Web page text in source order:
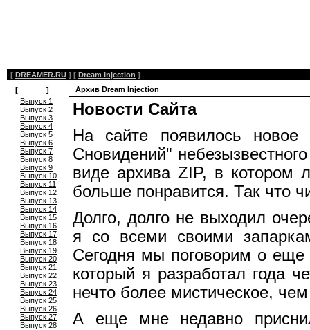
[ DREAMER.RU ] [ Dream Injection ]
[
]
Выпуск 1
Выпуск 2
Выпуск 3
Выпуск 4
Выпуск 5
Выпуск 6
Выпуск 7
Выпуск 8
Выпуск 9
Выпуск 10
Выпуск 11
Выпуск 12
Выпуск 13
Выпуск 14
Выпуск 15
Выпуск 16
Выпуск 17
Выпуск 18
Выпуск 19
Выпуск 20
Выпуск 21
Выпуск 22
Выпуск 23
Выпуск 24
Выпуск 25
Выпуск 26
Выпуск 27
Выпуск 28
Архив Dream Injection
Новости Сайта
На сайте появилось
Сновидений"
виде архива ZIP, в
больше понравится. Так что
Долго, долго не выходил
я со всеми своими
Сегодня мы поговорим о еще
который я разработал года
нечто более мистическое,
А еще мне недавно